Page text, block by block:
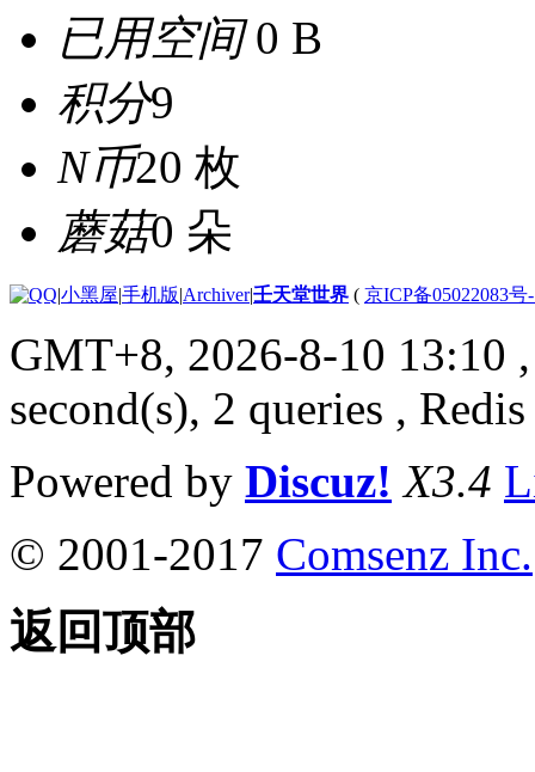
已用空间0 B
积分9
N币20 枚
蘑菇0 朵
|小黑屋|手机版|Archiver|壬天堂世界 ( 京ICP备05022083号
GMT+8, 2026-8-10 13:10
second(s), 2 queries ,
Powered by Discuz! X3.4
© 2001-2017 Comsenz Inc.
返回顶部